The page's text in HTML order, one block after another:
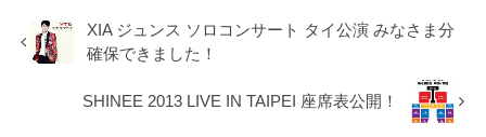
XIA ジュンス ソロコンサート タイ公演 みなさま分
確保できました！
SHINEE 2013 LIVE IN TAIPEI 座席表公開！